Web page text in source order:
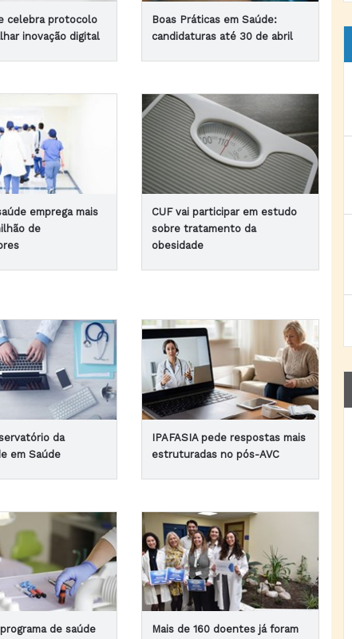
celebra protocolo
inovação digital
Boas Práticas em Saúde:
candidaturas até 30 de abril
emprega mais
de
CUF vai participar em estudo
sobre tratamento da
obesidade
da
em Saúde
IPAFASIA pede respostas mais
estruturadas no pós-AVC
de saúde
Mais de 160 doentes já foram